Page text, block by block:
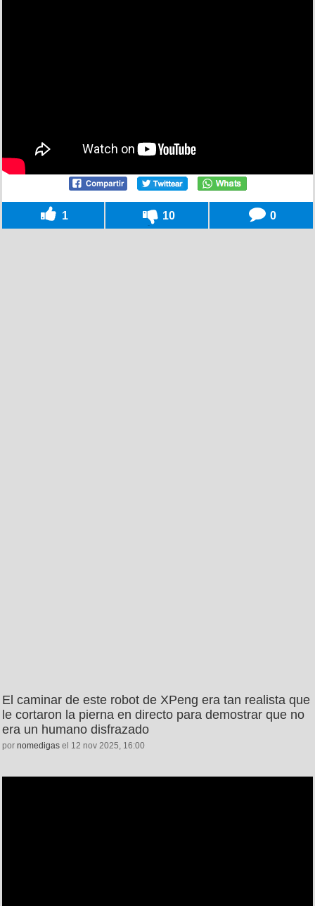
1 10 0
El caminar de este robot de XPeng era tan realista que
le cortaron la pierna en directo para demostrar que no
era un humano disfrazado
por nomedigas el 12 nov 2025, 16:00